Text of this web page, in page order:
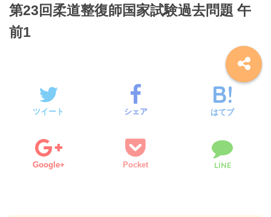
第23回柔道整復師国家試験過去問題 午
前1
ツイート シェア はてブ
Google+ Pocket LINE